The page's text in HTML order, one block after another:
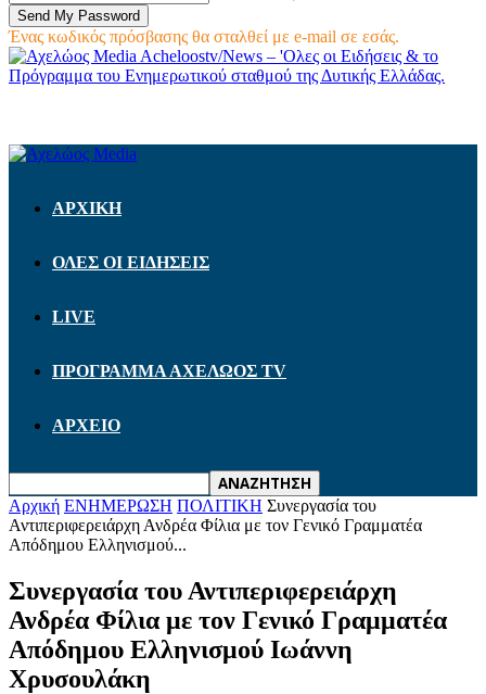
Ένας κωδικός πρόσβασης θα σταλθεί με e-mail σε εσάς.
Acheloostv/News – 'Ολες οι Ειδήσεις & το
Πρόγραμμα του Ενημερωτικού σταθμού της Δυτικής Ελλάδας.
ΑΡΧΙΚΗ
ΟΛΕΣ ΟΙ ΕΙΔΗΣΕΙΣ
LIVE
ΠΡΟΓΡΑΜΜΑ ΑΧΕΛΩΟΣ TV
ΑΡΧΕΙΟ
Αρχική ΕΝΗΜΕΡΩΣΗ ΠΟΛΙΤΙΚΗ Συνεργασία του
Αντιπεριφερειάρχη Ανδρέα Φίλια με τον Γενικό Γραμματέα
Απόδημου Ελληνισμού...
Συνεργασία του Αντιπεριφερειάρχη
Ανδρέα Φίλια με τον Γενικό Γραμματέα
Απόδημου Ελληνισμού Ιωάννη
Χρυσουλάκη